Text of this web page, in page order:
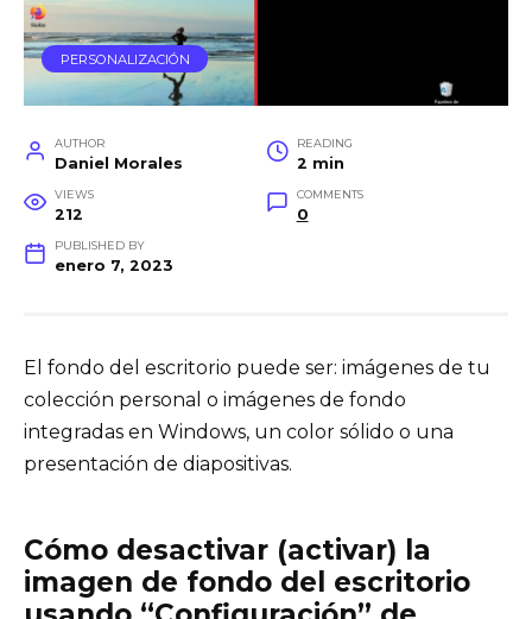
PERSONALIZACIÓN
AUTHOR
Daniel Morales
READING
2 min
VIEWS
212
COMMENTS
0
PUBLISHED BY
enero 7, 2023
El fondo del escritorio puede ser: imágenes de tu
colección personal o imágenes de fondo
integradas en Windows, un color sólido o una
presentación de diapositivas.
Cómo desactivar (activar) la
imagen de fondo del escritorio